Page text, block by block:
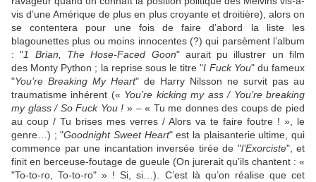
vis d’une Amérique de plus en plus croyante et droitière), alors on
se contentera pour une fois de faire d’abord la liste les
blagounettes plus ou moins innocentes (?) qui parsèment l’album
: "1 Brian, The Hose-Faced Goon" aurait pu illustrer un film
des Monty Python ; la reprise sous le titre "I Fuck You" du fameux
"You’re Breaking My Heart" de Harry Nilsson ne survit pas au
traumatisme inhérent (« You’re kicking my ass / You’re breaking
my glass / So Fuck You ! » – « Tu me donnes des coups de pied
au coup / Tu brises mes verres / Alors va te faire foutre ! », le
genre…) ; "Goodnight Sweet Heart" est la plaisanterie ultime, qui
commence par une incantation inversée tirée de "l’Exorciste", et
finit en berceuse-foutage de gueule (On jurerait qu’ils chantent : «
"To-to-ro, To-to-ro" » ! Si, si…). C’est là qu’on réalise que cet